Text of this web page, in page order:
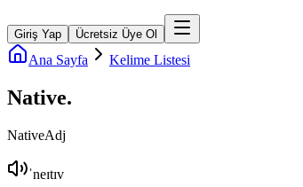
Giriş Yap Ücretsiz Üye Ol
Ana Sayfa Kelime Listesi
Native.
NativeAdj
ˈneɪtɪv